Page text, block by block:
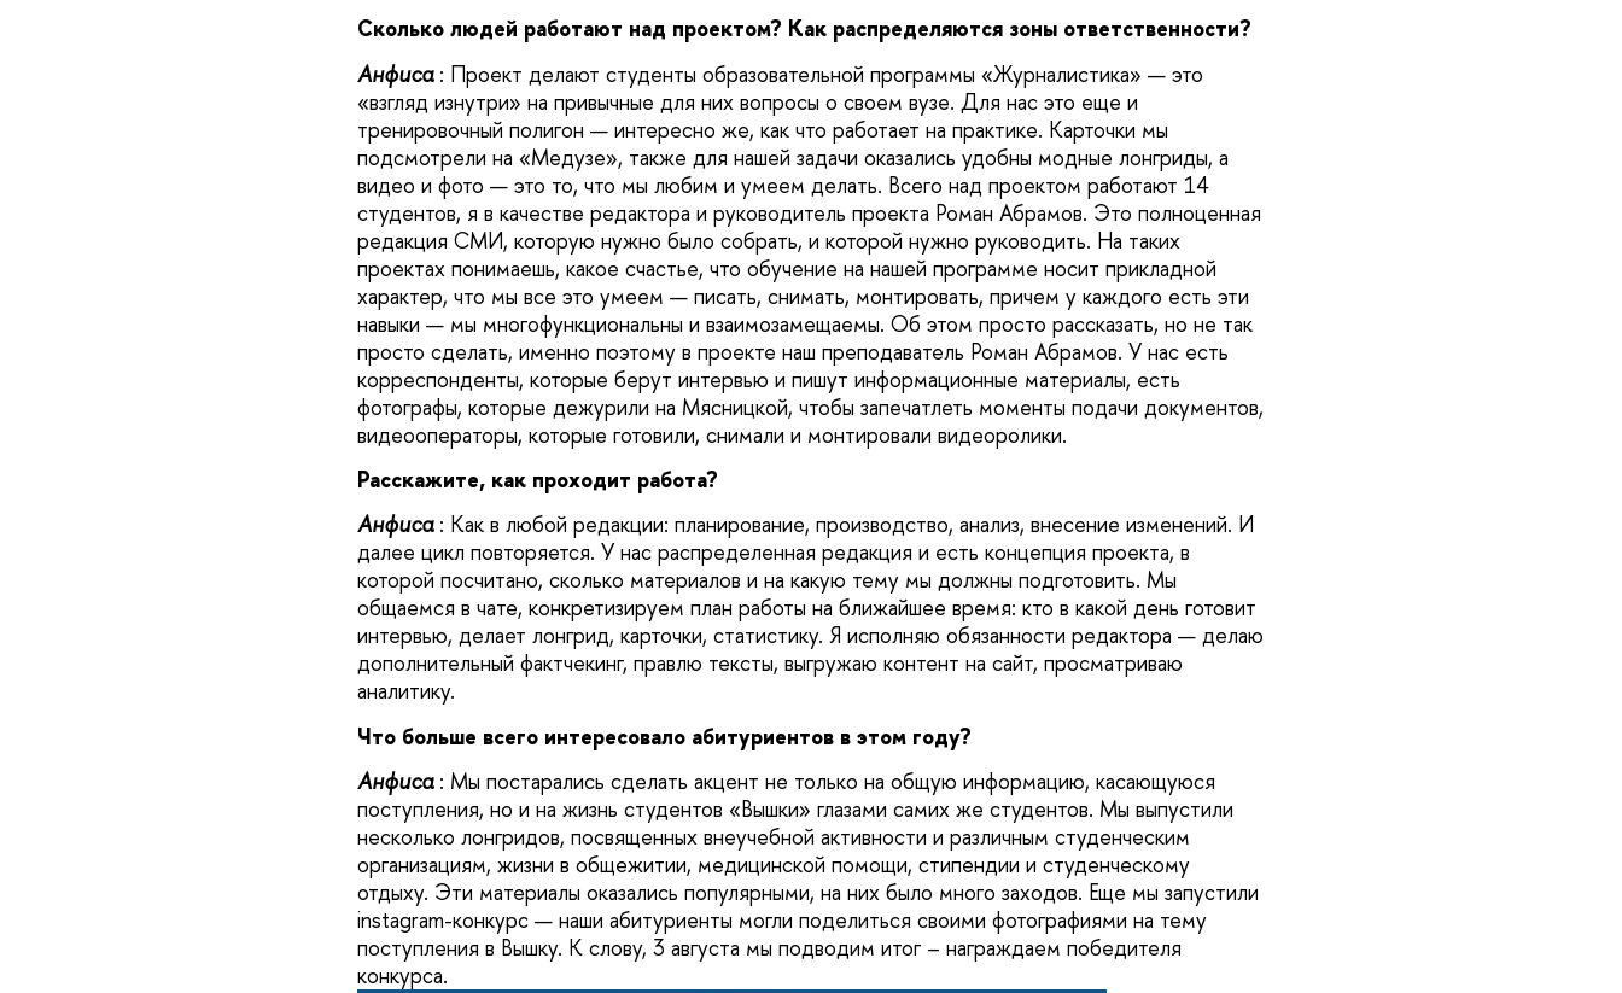
Сколько людей работают над проектом? Как распределяются зоны ответственности?
Анфиса : Проект делают студенты образовательной программы «Журналистика» — это
«взгляд изнутри» на привычные для них вопросы о своем вузе. Для нас это еще и
тренировочный полигон — интересно же, как что работает на практике. Карточки мы
подсмотрели на «Медузе», также для нашей задачи оказались удобны модные лонгриды, а
видео и фото — это то, что мы любим и умеем делать. Всего над проектом работают 14
студентов, я в качестве редактора и руководитель проекта Роман Абрамов. Это полноценная
редакция СМИ, которую нужно было собрать, и которой нужно руководить. На таких
проектах понимаешь, какое счастье, что обучение на нашей программе носит прикладной
характер, что мы все это умеем — писать, снимать, монтировать, причем у каждого есть эти
навыки — мы многофункциональны и взаимозамещаемы. Об этом просто рассказать, но не так
просто сделать, именно поэтому в проекте наш преподаватель Роман Абрамов. У нас есть
корреспонденты, которые берут интервью и пишут информационные материалы, есть
фотографы, которые дежурили на Мясницкой, чтобы запечатлеть моменты подачи документов,
видеооператоры, которые готовили, снимали и монтировали видеоролики.
Расскажите, как проходит работа?
Анфиса : Как в любой редакции: планирование, производство, анализ, внесение изменений. И
далее цикл повторяется. У нас распределенная редакция и есть концепция проекта, в
которой посчитано, сколько материалов и на какую тему мы должны подготовить. Мы
общаемся в чате, конкретизируем план работы на ближайшее время: кто в какой день готовит
интервью, делает лонгрид, карточки, статистику. Я исполняю обязанности редактора — делаю
дополнительный фактчекинг, правлю тексты, выгружаю контент на сайт, просматриваю
аналитику.
Что больше всего интересовало абитуриентов в этом году?
Анфиса : Мы постарались сделать акцент не только на общую информацию, касающуюся
поступления, но и на жизнь студентов «Вышки» глазами самих же студентов. Мы выпустили
несколько лонгридов, посвященных внеучебной активности и различным студенческим
организациям, жизни в общежитии, медицинской помощи, стипендии и студенческому
отдыху. Эти материалы оказались популярными, на них было много заходов. Еще мы запустили
instagram-конкурс — наши абитуриенты могли поделиться своими фотографиями на тему
поступления в Вышку. К слову, 3 августа мы подводим итог – награждаем победителя
конкурса.